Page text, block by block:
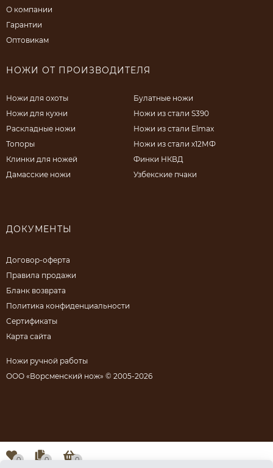
О компании
Гарантии
Оптовикам
НОЖИ ОТ ПРОИЗВОДИТЕЛЯ
Ножи для охоты
Ножи для кухни
Раскладные ножи
Топоры
Клинки для ножей
Дамасские ножи
Булатные ножи
Ножи из стали S390
Ножи из стали Elmax
Ножи из стали х12МФ
Финки НКВД
Узбекские пчаки
ДОКУМЕНТЫ
Договор-оферта
Правила продажи
Бланк возврата
Политика конфиденциальности
Сертификаты
Карта сайта
Ножи ручной работы
ООО «Ворсменский нож» © 2005-2026
0 0 0